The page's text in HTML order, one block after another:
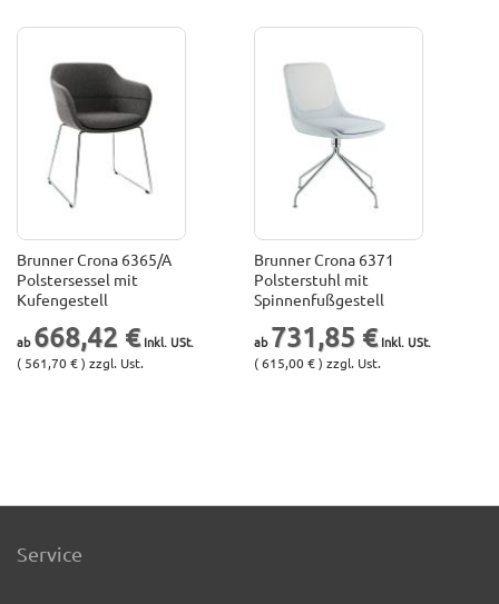
Brunner Crona 6365/A
Polstersessel mit
Kufengestell
668,42 €
( 561,70 € ) zzgl. Ust.
Brunner Crona 6371
Polsterstuhl mit
Spinnenfußgestell
731,85 €
( 615,00 € ) zzgl. Ust.
Service